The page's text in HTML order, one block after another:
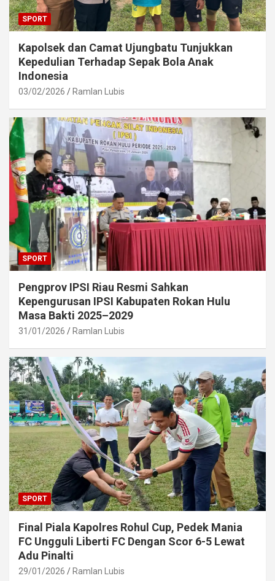
SPORT
Kapolsek dan Camat Ujungbatu Tunjukkan
Kepedulian Terhadap Sepak Bola Anak
Indonesia
03/02/2026 Ramlan Lubis
SPORT
Pengprov IPSI Riau Resmi Sahkan
Kepengurusan IPSI Kabupaten Rokan Hulu
Masa Bakti 2025–2029
31/01/2026 Ramlan Lubis
SPORT
Final Piala Kapolres Rohul Cup, Pedek Mania
FC Ungguli Liberti FC Dengan Scor 6-5 Lewat
Adu Pinalti
29/01/2026 Ramlan Lubis